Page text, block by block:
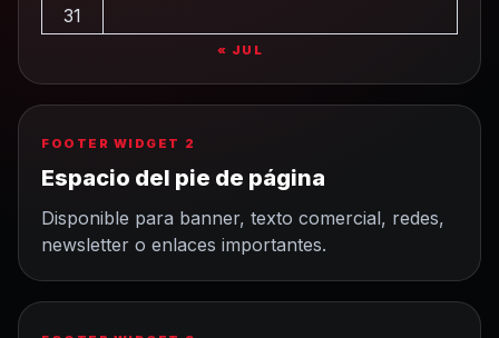
31
« JUL
FOOTER WIDGET 2
Espacio del pie de página
Disponible para banner, texto comercial, redes,
newsletter o enlaces importantes.